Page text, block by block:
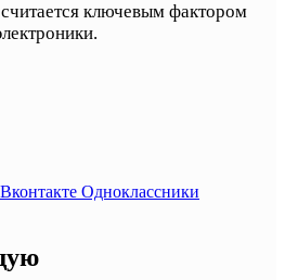
ключевым фактором
Вконтакте Одноклассники